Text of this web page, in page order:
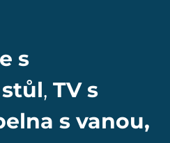
s
, TV s
s vanou,